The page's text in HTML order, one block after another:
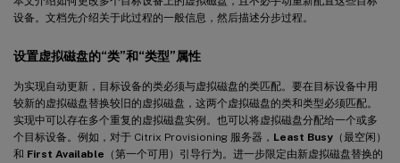
设备。文档先介绍关于此过程的一般信息，然后描述分步过程。
设置虚拟磁盘的“类”和“类型”属性
为实现自动更新，目标设备的类必须与虚拟磁盘的类匹配。要在目标设备中用
较新的虚拟磁盘替换较旧的虚拟磁盘，这两个虚拟磁盘的类和类型必须匹配。
实现中可以存在多个重复的虚拟磁盘实例。也可以将虚拟磁盘分配给一个或多
个目标设备。例如，对于 Citrix Provisioning 服务器， Least Busy （最空闲）
和 First Available （第一个可用）引导行为。进一步限定由新虚拟磁盘替换的